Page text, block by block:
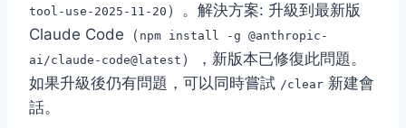
tool-use-2025-11-20 ）。解決方案: 升級到最新版
Claude Code（ npm install -g @anthropic-
ai/claude-code@latest ），新版本已修復此問題。
如果升級後仍有問題，可以同時嘗試 /clear 新建會
話。